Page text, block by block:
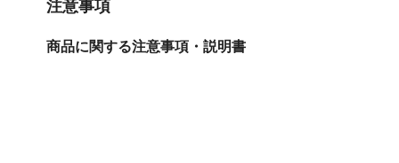
注意事項
商品に関する注意事項・説明書